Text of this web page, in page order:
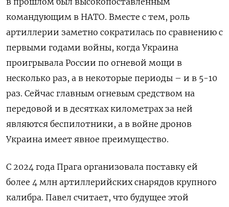
командующим в НАТО. Вместе с тем, роль
артиллерии заметно сократилась по сравнению с
первыми годами войны, когда Украина
проигрывала России по огневой мощи в
несколько раз, а в некоторые периоды – и в 5-10
раз. Сейчас главным огневым средством на
передовой и в десятках километрах за ней
являются беспилотники, а в войне дронов
Украина имеет явное преимущество.
С 2024 года Прага организовала поставку ей
более 4 млн артиллерийских снарядов крупного
калибра. Павел считает, что будущее этой